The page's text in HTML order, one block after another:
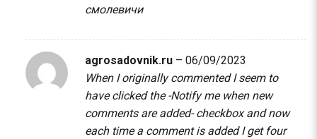
смолевичи
agrosadovnik.ru – 06/09/2023
When I originally commented I seem to
have clicked the -Notify me when new
comments are added- checkbox and now
each time a comment is added I get four